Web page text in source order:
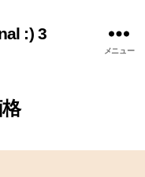
:) 3
メニュー